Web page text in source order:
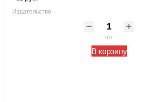
Издательство
шт
В корзину